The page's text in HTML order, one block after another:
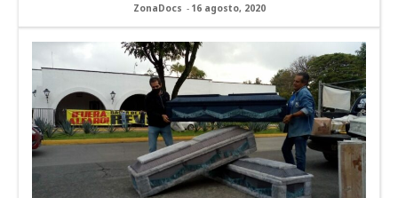
ZonaDocs - 16 agosto, 2020